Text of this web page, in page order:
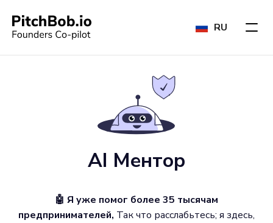
RU
AI Ментор
🤖 Я уже помог более 35 тысячам
предпринимателей, Так что расслабьтесь; я здесь,